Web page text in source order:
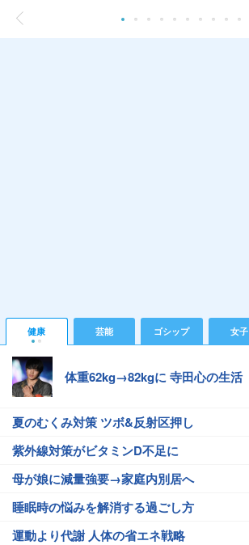
健康 芸能 ゴシップ 女子
体重62kg→82kgに 寺田心の生活
夏のむくみ対策 ツボ&反射区押し
紫外線対策がビタミンD不足に
母が娘に減量強要→家庭内別居へ
睡眠時の悩みを解消する過ごし方
運動より代謝 人体の省エネ戦略